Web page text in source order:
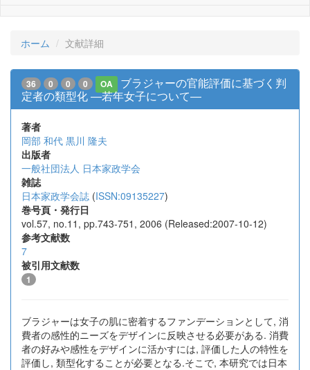
ホーム 文献詳細
36 0 0 0 OA
ブラジャーの官能評価に基づく判
定者の類型化 ―若年女子について―
著者
岡部 和代 黒川 隆夫
出版者
一般社団法人 日本家政学会
雑誌
日本家政学会誌 (ISSN:09135227)
巻号頁・発行日
vol.57, no.11, pp.743-751, 2006 (Released:2007-10-12)
参考文献数
7
被引用文献数
1
ブラジャーは女子の肌に密着するファンデーションとして, 消
費者の感性的ニーズをデザインに反映させる必要がある. 消費
者の好みや感性をデザインに活かすには, 評価した人の特性を
評価し, 類型化することが必要となる.そこで, 本研究では日本